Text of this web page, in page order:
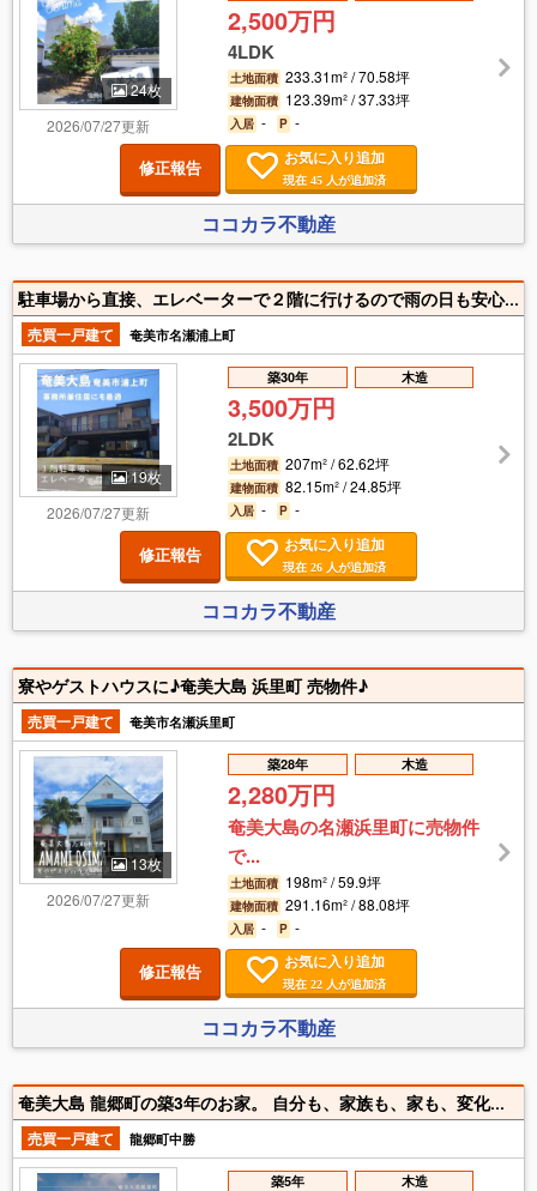
24枚
2026/07/27更新
2,500万円
4LDK
土地面積 233.31m² / 70.58坪
建物面積 123.39m² / 37.33坪
入居 -P -
修正報告 お気に入り追加
現在 45 人が追加済
ココカラ不動産
駐車場から直接、エレベーターで２階に行けるので雨の日も安心♪ 2階に住居スぺースがあるので日当たりが良く外の目線も気になりませんね(^▽^)/
売買一戸建て
奄美市名瀬浦上町
19枚
2026/07/27更新
築30年 木造
3,500万円
2LDK
土地面積 207m² / 62.62坪
建物面積 82.15m² / 24.85坪
入居 -P -
修正報告 お気に入り追加
現在 26 人が追加済
ココカラ不動産
寮やゲストハウスに♪奄美大島 浜里町 売物件♪
売買一戸建て 奄美市名瀬浜里町
13枚
2026/07/27更新
築28年 木造
2,280万円
奄美大島の名瀬浜里町に売物件
で...
土地面積 198m² / 59.9坪
建物面積 291.16m² / 88.08坪
入居 -P -
修正報告 お気に入り追加
現在 22 人が追加済
ココカラ不動産
奄美大島 龍郷町の築3年のお家。 自分も、家族も、家も、変化していくから楽しい。 『時と共に変化する』ことは、愛着が持てる家の秘訣かもしれません。 杉板張りの外壁が太陽と雨で徐々に経年変化しシルバーグレーに。 何とも渋く味わいがあります。 室内は家事導線を重視しシンプルでコンパクト設計。 片流れの屋根と大きな窓で開放的なLDK。 キッチンとリビングを繋ぐダイニングテーブルは家族団欒スペース。 経年変化して 家が自分たちのものになっていく…。そんな変化がとても面白く愛おしい…。
売買一戸建て
龍郷町中勝
築5年 木造